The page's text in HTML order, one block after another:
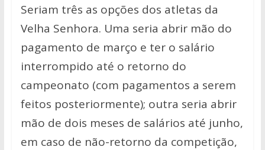
Seriam três as opções dos atletas da
Velha Senhora. Uma seria abrir mão do
pagamento de março e ter o salário
interrompido até o retorno do
campeonato (com pagamentos a serem
feitos posteriormente); outra seria abrir
mão de dois meses de salários até junho,
em caso de não-retorno da competição,